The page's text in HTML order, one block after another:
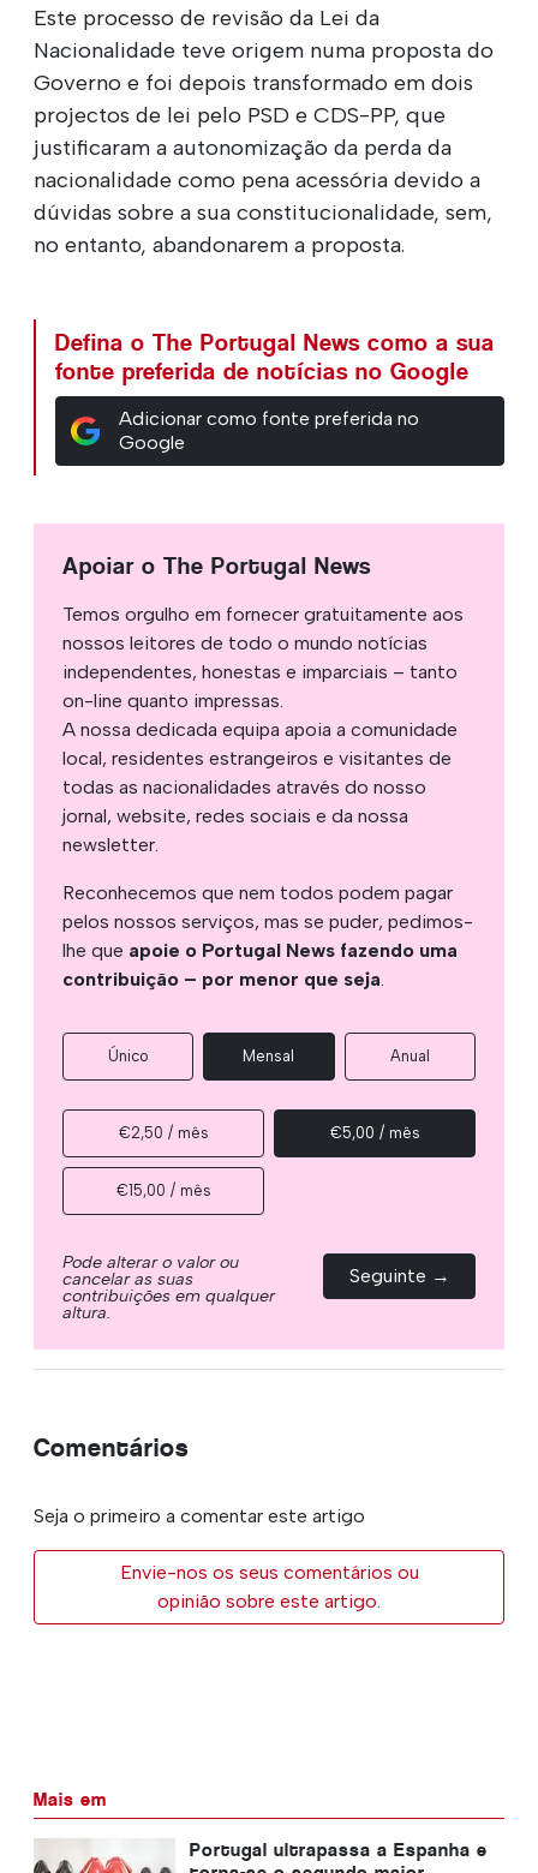
Este processo de revisão da Lei da
Nacionalidade teve origem numa proposta do
Governo e foi depois transformado em dois
projectos de lei pelo PSD e CDS-PP, que
justificaram a autonomização da perda da
nacionalidade como pena acessória devido a
dúvidas sobre a sua constitucionalidade, sem,
no entanto, abandonarem a proposta.
Defina o The Portugal News como a sua
fonte preferida de notícias no Google
Adicionar como fonte preferida no
Google
Apoiar o The Portugal News
Temos orgulho em fornecer gratuitamente aos
nossos leitores de todo o mundo notícias
independentes, honestas e imparciais – tanto
on-line quanto impressas.
A nossa dedicada equipa apoia a comunidade
local, residentes estrangeiros e visitantes de
todas as nacionalidades através do nosso
jornal, website, redes sociais e da nossa
newsletter.
Reconhecemos que nem todos podem pagar
pelos nossos serviços, mas se puder, pedimos-
lhe que apoie o Portugal News fazendo uma
contribuição – por menor que seja.
Único Mensal Anual
€2,50 / mês €5,00 / mês
€15,00 / mês
Pode alterar o valor ou
cancelar as suas
contribuições em qualquer
altura.
Seguinte →
Comentários
Seja o primeiro a comentar este artigo
Envie-nos os seus comentários ou
opinião sobre este artigo.
Mais em
Portugal ultrapassa a Espanha e